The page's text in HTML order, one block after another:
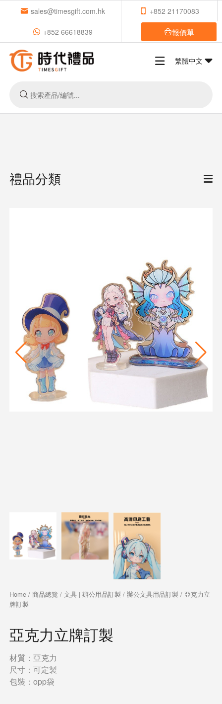
sales@timesgift.com.hk +852 21170083
+852 66618839 報價單
繁體中文
禮品分類
Home/ 商品總覽 / 文具 | 辦公用品訂製 / 辦公文具用品訂製 / 亞克力立
牌訂製
亞克力立牌訂製
材質：亞克力
尺寸：可定製
包裝：opp袋